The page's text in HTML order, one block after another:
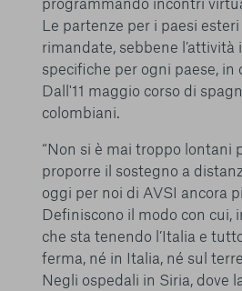
simili sono una parte fondamentale
L’obiettivo principale dei cookie è
ed efficiente, nonché consentirci di
stessa. Inoltre, i cookie vengono
per l’utente quando visita i
secondo le proprie
per il funzionamento della
di alcuni cookie può condizionare
Premendo “Conferma le
effettuata verrà salvata. Se non è
questo pulsante equivarrà a rifiutare
possibile consultare la nostra Ulteriori
Le partenze per i paesi
rimandate, sebbene
specifiche per ogni paese,
Dall'11 maggio corso di
colombiani.
“Non si è mai troppo lontani
proporre il sostegno a
oggi per noi di AVSI ancora
Definiscono il modo con cui,
che sta tenendo l’Italia e
ferma, né in Italia, né sul
Negli ospedali in Siria, dove